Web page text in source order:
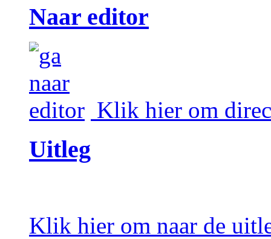
Naar editor
Klik hier om
Uitleg
Klik hier om naar de